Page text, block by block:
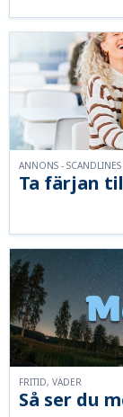
Ta färjan
ANNONS -
Så ser du
FRITID, VÄDER